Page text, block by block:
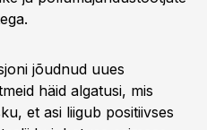
jõudnud uues
häid algatusi, mis
et asi liigub positiivses